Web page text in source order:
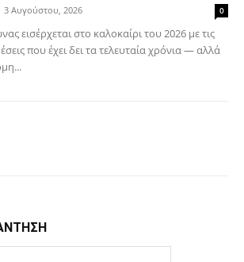
3 Αυγούστου, 2026 0
εισέρχεται στο καλοκαίρι του 2026 με τις
που έχει δει τα τελευταία χρόνια — αλλά